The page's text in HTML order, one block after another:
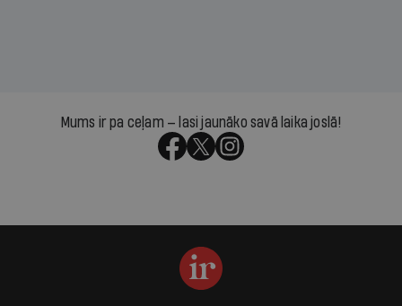
Mums ir pa ceļam — lasi jaunāko savā laika joslā!